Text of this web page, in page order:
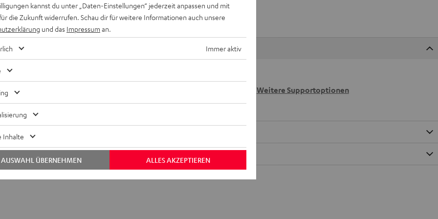
Keinen Store in der Nähe? Kein Problem, wir
Weitere Supportoptionen
kannst du unter „Daten-Einstellungen“ jederzeit anpassen und mit
die Zukunft widerrufen. Schau dir für weitere Informationen auch unsere
und das Impressum an.
Immer aktiv
Inhalte
ALLES AKZEPTIEREN
AUSWAHL ÜBERNEHMEN